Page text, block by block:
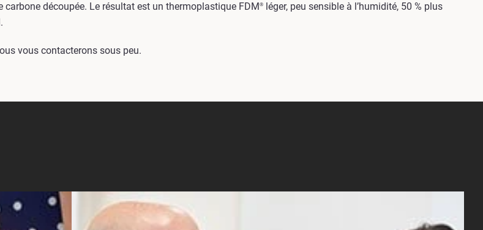
découpée. Le résultat est un thermoplastique FDM® léger, peu sensible à l’humidité, 50 % plus
vous contacterons sous peu.